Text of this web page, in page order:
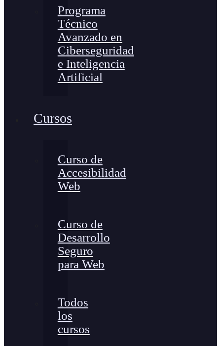
Programa
Técnico
Avanzado en
Ciberseguridad
e Inteligencia
Artificial
Cursos
Curso de
Accesibilidad
Web
Curso de
Desarrollo
Seguro
para Web
Todos
los
cursos